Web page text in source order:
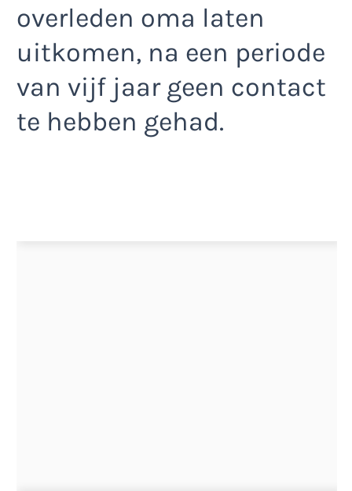
overleden oma laten
uitkomen, na een periode
van vijf jaar geen contact
te hebben gehad.